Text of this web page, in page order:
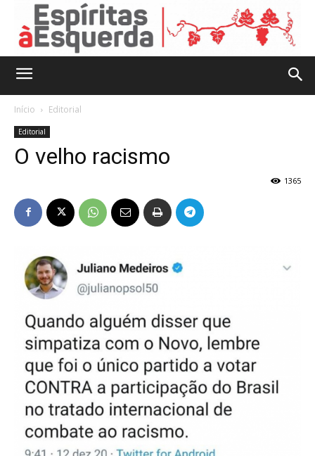
Início Editorial
Editorial
O velho racismo
1365